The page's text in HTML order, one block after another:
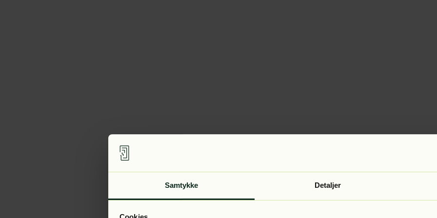
Samtykke Detaljer